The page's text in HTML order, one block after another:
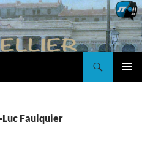
Faulquier